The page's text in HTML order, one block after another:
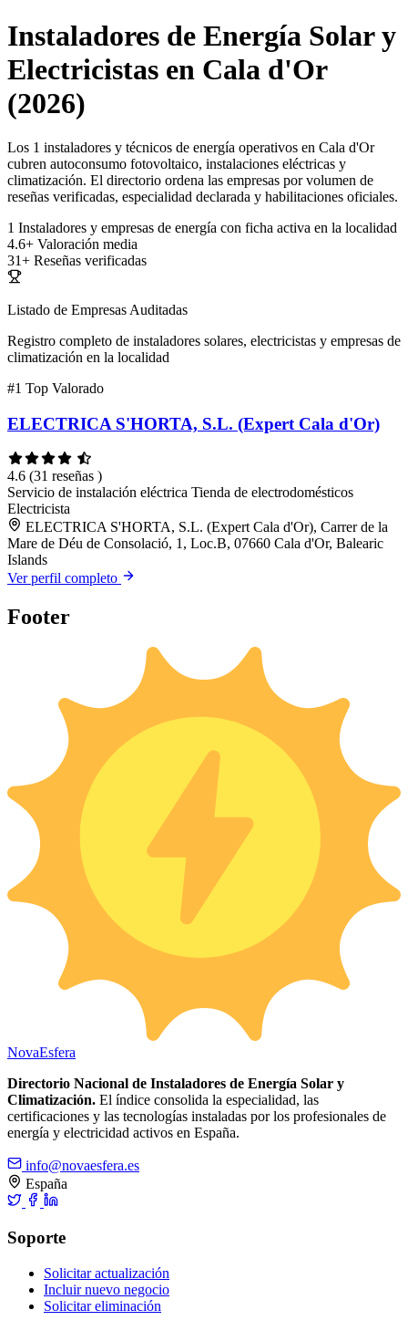
Instaladores de Energía Solar y
Electricistas en Cala d'Or
(2026)
Los 1 instaladores y técnicos de energía operativos en Cala d'Or
cubren autoconsumo fotovoltaico, instalaciones eléctricas y
climatización. El directorio ordena las empresas por volumen de
reseñas verificadas, especialidad declarada y habilitaciones oficiales.
1 Instaladores y empresas de energía con ficha activa en la localidad
4.6+ Valoración media
31+ Reseñas verificadas
Listado de Empresas Auditadas
Registro completo de instaladores solares, electricistas y empresas de
climatización en la localidad
#1 Top Valorado
ELECTRICA S'HORTA, S.L. (Expert Cala d'Or)
4.6 (31 reseñas )
Servicio de instalación eléctrica Tienda de electrodomésticos
Electricista
ELECTRICA S'HORTA, S.L. (Expert Cala d'Or), Carrer de la
Mare de Déu de Consolació, 1, Loc.B, 07660 Cala d'Or, Balearic
Islands
Ver perfil completo
Footer
NovaEsfera
Directorio Nacional de Instaladores de Energía Solar y
Climatización. El índice consolida la especialidad, las
certificaciones y las tecnologías instaladas por los profesionales de
energía y electricidad activos en España.
info@novaesfera.es
España
Soporte
Solicitar actualización
Incluir nuevo negocio
Solicitar eliminación